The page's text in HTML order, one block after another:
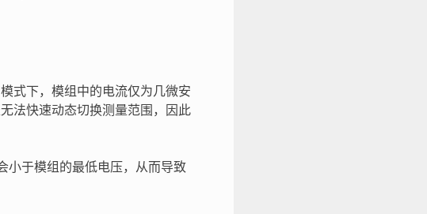
式下，模组中的电流仅为几微安
法快速动态切换测量范围，因此
小于模组的最低电压，从而导致